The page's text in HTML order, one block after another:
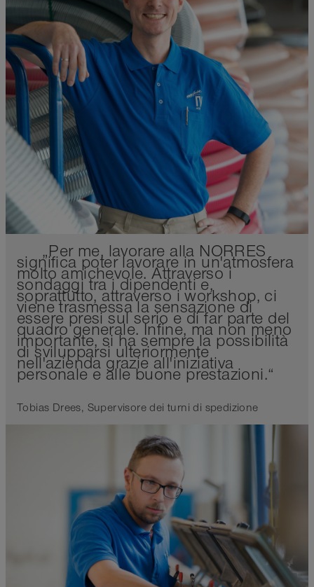
„Per me, lavorare alla NORRES
significa poter lavorare in un'atmosfera
molto amichevole. Attraverso i
sondaggi tra i dipendenti e,
soprattutto, attraverso i workshop, ci
viene trasmessa la sensazione di
essere presi sul serio e di far parte del
quadro generale. Infine, ma non meno
importante, si ha sempre la possibilità
di svilupparsi ulteriormente
nell'azienda grazie all'iniziativa
personale e alle buone prestazioni.“
Tobias Drees, Supervisore dei turni di spedizione